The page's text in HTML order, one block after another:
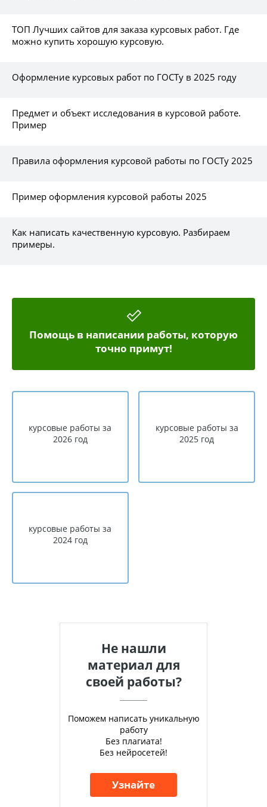
ТОП Лучших сайтов для заказа курсовых работ. Где
можно купить хорошую курсовую.
Оформление курсовых работ по ГОСТу в 2025 году
Предмет и объект исследования в курсовой работе.
Пример
Правила оформления курсовой работы по ГОСТу 2025
Пример оформления курсовой работы 2025
Как написать качественную курсовую. Разбираем
примеры.
Помощь в написании работы, которую
точно примут!
курсовые работы за
2026 год
курсовые работы за
2025 год
курсовые работы за
2024 год
Не нашли
материал для
своей работы?
Поможем написать уникальную
работу
Без плагиата!
Без нейросетей!
Узнайте